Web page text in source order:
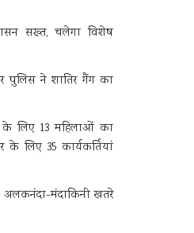
सख्त, चलेगा विशेष
पुलिस ने शातिर गैंग का
के लिए 13 महिलाओं का
के लिए 35 कार्यकर्तियां
अलकनंदा-मंदाकिनी खतरे